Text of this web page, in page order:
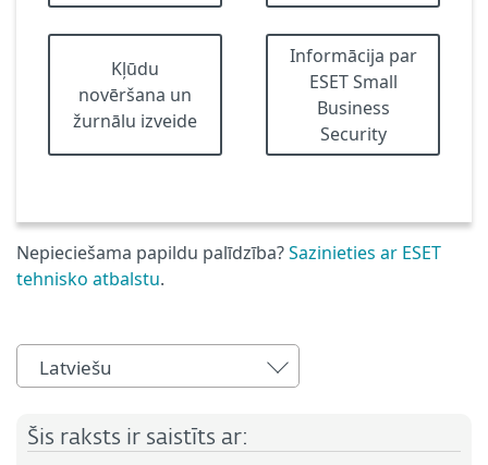
Kļūdu
novēršana un
žurnālu izveide
Informācija par
ESET Small
Business
Security
Nepieciešama papildu palīdzība?Sazinieties ar ESET
tehnisko atbalstu.
Latviešu
Šis raksts ir saistīts ar: